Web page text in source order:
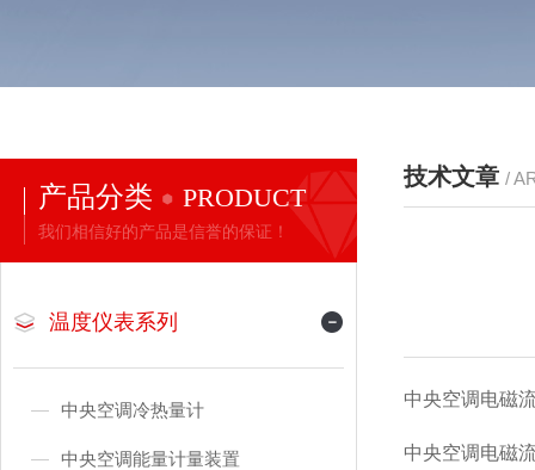
产品分类 PRODUCT
我们相信好的产品是信誉的保证！
温度仪表系列
中央空调冷热量计
中央空调能量计量装置
技术文章 /
中央空调电磁
中央空调电磁